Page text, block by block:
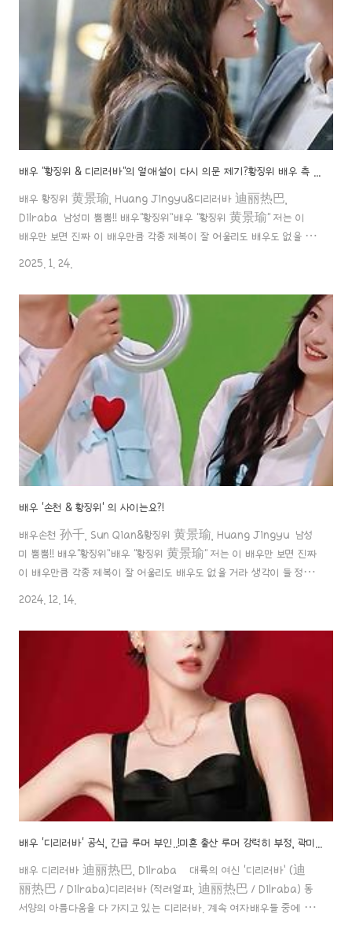
황징위, 샤오잔, 허개 배우는 모두 절세 미남~^^! 동북 출신의 많은 남
자 스타들은 키가 크고, 이목구비가 뚜렷하면서 ..
배우 황징위 黄景瑜, Huang Jingyu&디리러바 迪丽热巴,
Dilraba 남성미 뿜뿜!! 배우“황징위”배우 "황징위 黄景瑜" 저는 이
배우만 보면 진짜 이 배우만큼 각종 제복이 잘 어울리도 배우도 없을 거
라 생각이 들 정도로 세상 남자!! 남성미가 물씬 풍기는 배우라 생각하는
热巴 / Dilraba)디리러바 (적려열파, 迪丽热巴 / Dilraba) 동서
양의 아름다움을 다 가지고 있는 디리러바. 계속 여자배우들 중에 상위
인기순위를 차지하고 있는 배우예요. 그녀에 대한 인물 탐구 포스팅! 시
작할aaa888000.com ✖️ 배우 "황징위 & 디리러바"의 열애설이 다
시 의문 제기?황징위 배우 측 활동에 디리러바 배우측 불참.. ..
2025. 1. 24.
배우 '손천 & 황징위' 의 사이는요?!
배우손천 孙千, Sun Qian&황징위 黄景瑜, Huang Jingyu 남성
미 뿜뿜!! 배우“황징위”배우 "황징위 黄景瑜" 저는 이 배우만 보면 진짜
이 배우만큼 각종 제복이 잘 어울리도 배우도 없을 거라 생각이 들 정도
요?! 황징위 배우와 손천 배우가 함께 호흡을 맞춘 웹드라마 "동지
冬至" 작품의 방영 시기를 조정하고 있다고 해요.요즘 홍보 프로모션 기
간 중이라 얼마 전에 예능프로그램에 함께 출연을 했는데, 네티즌들로
부터 두 배우가 서로 너무 모르는 사이 같다는 조롱을 들었다고도 하더
라고요..;; 황징위 배우가 동성애자 고위 임원에..
2024. 12. 14.
배우 디리러바 迪丽热巴, Dilraba 대륙의 여신 ‘디리러바’ (迪
丽热巴 / Dilraba)디리러바 (적려열파, 迪丽热巴 / Dilraba) 동
서양의 아름다움을 다 가지고 있는 디리러바. 계속 여자배우들 중에 상